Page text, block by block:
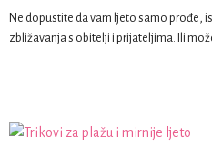
Ne dopustite da vam ljeto samo prođe,
zbližavanja s obitelji i prijateljima. Ili